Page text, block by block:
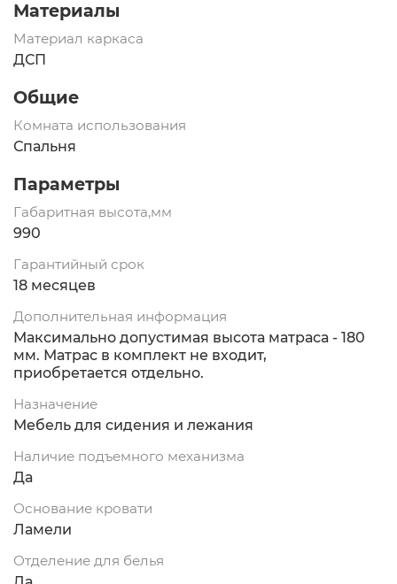
Материалы
Материал каркаса
ДСП
Общие
Комната использования
Спальня
Параметры
Габаритная высота,мм
990
Гарантийный срок
18 месяцев
Дополнительная информация
Максимально допустимая высота матраса - 180
мм. Матрас в комплект не входит,
приобретается отдельно.
Назначение
Мебель для сидения и лежания
Наличие подъемного механизма
Да
Основание кровати
Ламели
Отделение для белья